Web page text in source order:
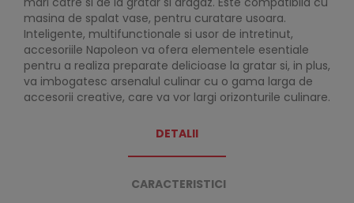
masina de spalat vase, pentru curatare usoara.
Inteligente, multifunctionale si usor de intretinut,
accesoriile Napoleon va ofera elementele esentiale
pentru a realiza preparate delicioase la gratar si, in plus,
va imbogatesc arsenalul culinar cu o gama larga de
accesorii creative, care va vor largi orizonturile culinare.
DETALII
CARACTERISTICI